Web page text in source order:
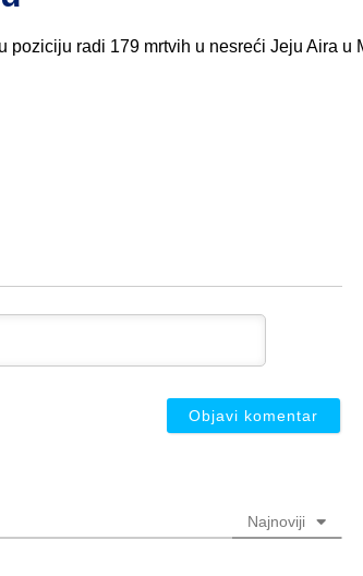
poziciju radi 179 mrtvih u nesreći Jeju Aira u
Najnoviji